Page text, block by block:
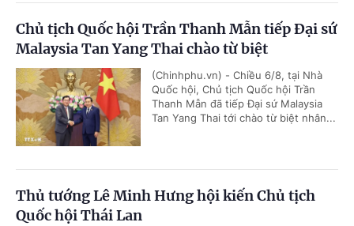
Chủ tịch Quốc hội Trần Thanh Mẫn tiếp Đại sứ
Malaysia Tan Yang Thai chào từ biệt
(Chinhphu.vn) - Chiều 6/8, tại Nhà
Quốc hội, Chủ tịch Quốc hội Trần
Thanh Mẫn đã tiếp Đại sứ Malaysia
Tan Yang Thai tới chào từ biệt nhân...
Thủ tướng Lê Minh Hưng hội kiến Chủ tịch
Quốc hội Thái Lan